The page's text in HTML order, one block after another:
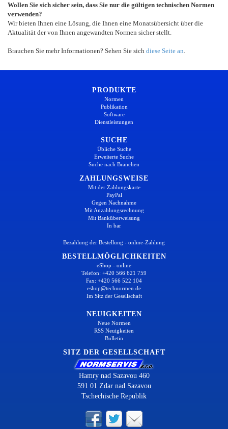
Wollen Sie sich sicher sein, dass Sie nur die gültigen technischen Normen
verwenden?
Wir bieten Ihnen eine Lösung, die Ihnen eine Monatsübersicht über die
Aktualität der von Ihnen angewandten Normen sicher stellt.
Brauchen Sie mehr Informationen? Sehen Sie sich diese Seite an
PRODUKTE
Normen
Publikation
Software
Dienstleistungen
SUCHE
Übliche Suche
Erweiterte Suche
Suche nach Branchen
ZAHLUNGSWEISE
Mit der Zahlungskarte
PayPal
Gegen Nachnahme
Mit Anzahlungsrechnung
Mit Banküberweisung
In bar
Bezahlung der Bestellung - online-Zahlung
BESTELLMÖGLICHKEITEN
eShop - online
Telefon: +420 566 621 759
Fax: +420 566 522 104
eshop@technormen.de
Im Sitz der Gesellschaft
NEUIGKEITEN
Neue Normen
RSS Neuigkeiten
Bulletin
SITZ DER GESELLSCHAFT
Hamry nad Sazavou 460
591 01 Zdar nad Sazavou
Tschechische Republik